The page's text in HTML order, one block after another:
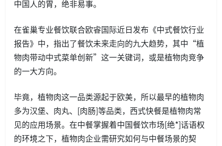
中国人的胃，绝非易事。
在雀巢专业餐饮联合欧睿国际近日发布《中式餐饮行业
报告》中，指出了餐饮未来走向的九大趋势，其中“植
物肉带动中式菜单创新”这一关键词，或是植物肉竞争
的一大方向。
毕竟，植物肉这一品类源起于欧美，所以最早的植物肉
多为汉堡、肉丸、[肉肠]等品类，西式快餐是植物肉常
见的应用场景。在中餐掌握着中国餐饮市场[绝*]话语权
的环境之下，植物肉企业需研究如何与中餐场景的契